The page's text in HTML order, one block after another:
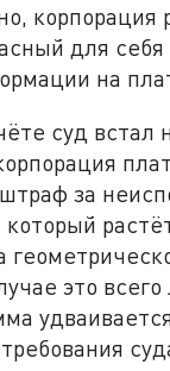
корпорация
для
на
суд встал
за
который
это